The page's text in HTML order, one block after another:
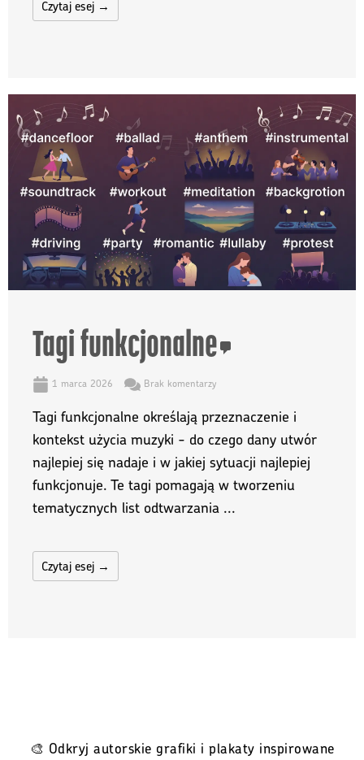
Czytaj esej →
Tagi funkcjonalne
1 marca 2026 Brak komentarzy
Tagi funkcjonalne określają przeznaczenie i
kontekst użycia muzyki - do czego dany utwór
najlepiej się nadaje i w jakiej sytuacji najlepiej
funkcjonuje. Te tagi pomagają w tworzeniu
tematycznych list odtwarzania ...
Czytaj esej →
🎨 Odkryj autorskie grafiki i plakaty inspirowane